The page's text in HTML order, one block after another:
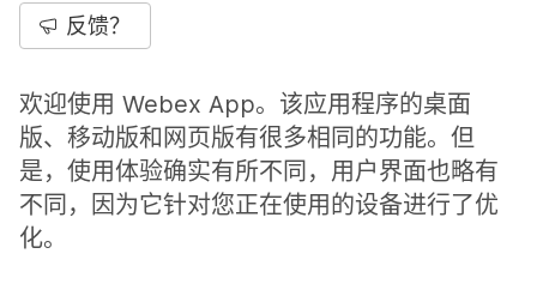
反馈？
欢迎使用 Webex App。该应用程序的桌面
版、移动版和网页版有很多相同的功能。但
是，使用体验确实有所不同，用户界面也略有
不同，因为它针对您正在使用的设备进行了优
化。